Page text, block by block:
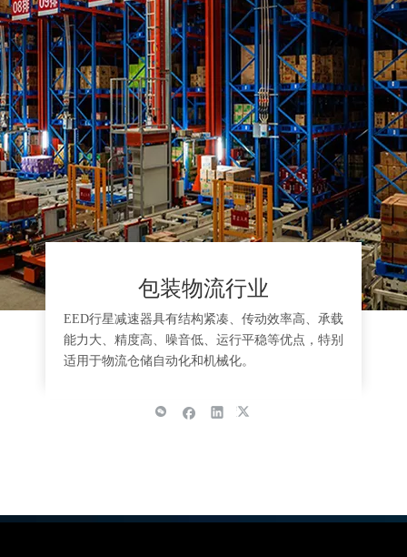
包装物流行业
EED行星减速器具有结构紧凑、传动效率高、承载
能力大、精度高、噪音低、运行平稳等优点，特别
适用于物流仓储自动化和机械化。